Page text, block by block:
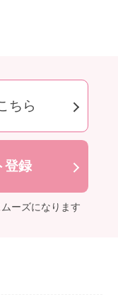
ちら
登録
ーズになります